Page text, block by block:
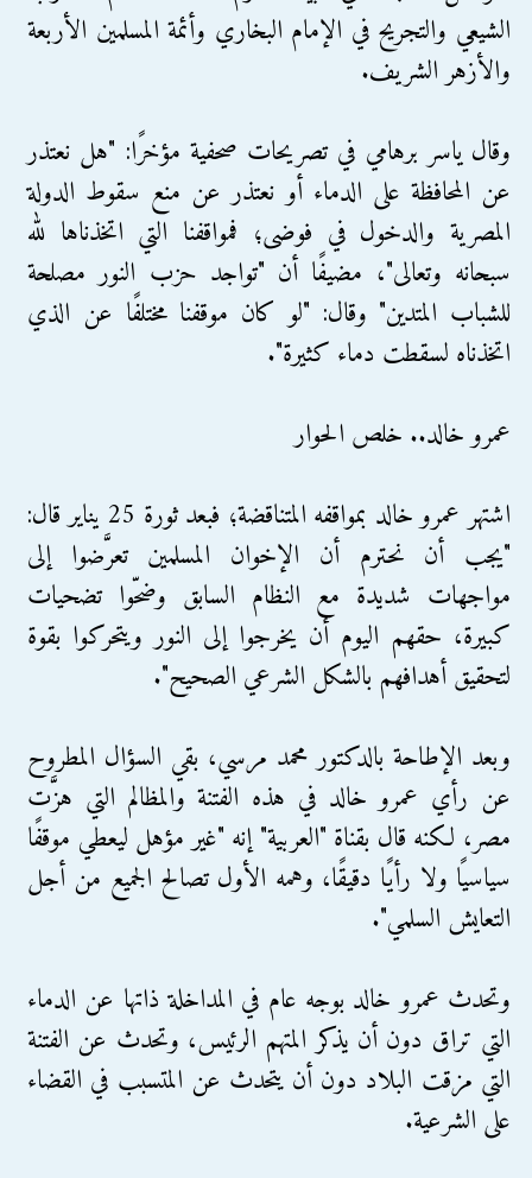
الشيعي والتجريح في الإمام البخاري وأئمة المسلمين الأربعة
والأزهر الشريف.
وقال ياسر برهامي في تصريحات صحفية مؤخرًا: "هل نعتذر
عن المحافظة على الدماء أو نعتذر عن منع سقوط الدولة
المصرية والدخول في فوضى؛ فمواقفنا التي اتخذناها لله
سبحانه وتعالى"، مضيفًا أن "تواجد حزب النور مصلحة
للشباب المتدين" وقال: "لو كان موقفنا مختلفًا عن الذي
اتخذناه لسقطت دماء كثيرة".
عمرو خالد.. خلص الحوار
اشتهر عمرو خالد بمواقفه المتناقضة؛ فبعد ثورة 25 يناير قال:
"يجب أن نحترم أن الإخوان المسلمين تعرَّضوا إلى
مواجهات شديدة مع النظام السابق وضحّوا تضحيات
كبيرة، حقهم اليوم أن يخرجوا إلى النور ويتحركوا بقوة
لتحقيق أهدافهم بالشكل الشرعي الصحيح".
وبعد الإطاحة بالدكتور محمد مرسي، بقي السؤال المطروح
عن رأي عمرو خالد في هذه الفتنة والمظالم التي هزَّت
مصر، لكنه قال بقناة "العربية" إنه "غير مؤهل ليعطي موقفًا
سياسيًا ولا رأيًا دقيقًا، وهمه الأول تصالح الجميع من أجل
التعايش السلمي".
وتحدث عمرو خالد بوجه عام في المداخلة ذاتها عن الدماء
التي تراق دون أن يذكر المتهم الرئيس، وتحدث عن الفتنة
التي مزقت البلاد دون أن يتحدث عن المتسبب في القضاء
على الشرعية.